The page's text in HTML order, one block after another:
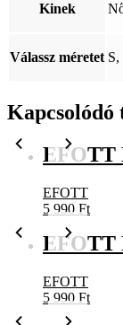
Kinek
Válassz méretet
Kapcsolódó
EFOTT
EFOTT
5 990 Ft
EFOTT
EFOTT
5 990 Ft